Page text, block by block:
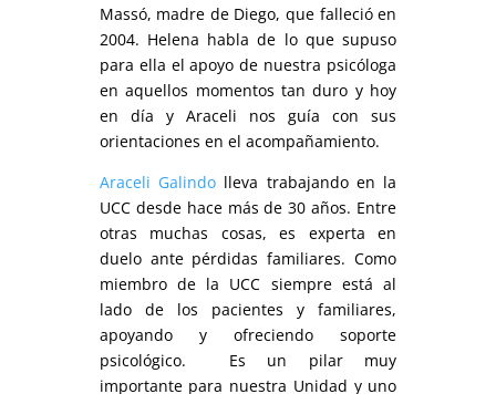
Massó, madre de Diego, que falleció en
2004. Helena habla de lo que supuso
para ella el apoyo de nuestra psicóloga
en aquellos momentos tan duro y hoy
en día y Araceli nos guía con sus
orientaciones en el acompañamiento.
Araceli Galindolleva trabajando en la
UCC desde hace más de 30 años. Entre
otras muchas cosas, es experta en
duelo ante pérdidas familiares. Como
miembro de la UCC siempre está al
lado de los pacientes y familiares,
apoyando y ofreciendo soporte
psicológico. Es un pilar muy
importante para nuestra Unidad y uno